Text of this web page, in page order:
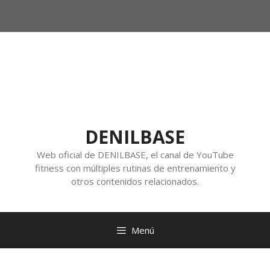
DENILBASE
Web oficial de DENILBASE, el canal de YouTube
fitness con múltiples rutinas de entrenamiento y
otros contenidos relacionados.
Menú